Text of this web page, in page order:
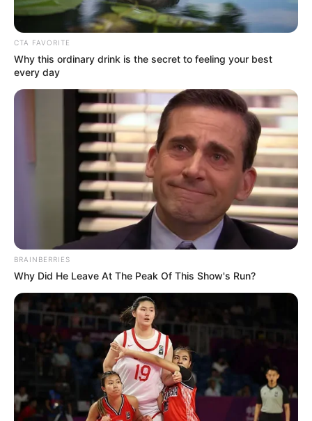
Art. 3º O art. 9º -A da Lei nº 11.350, de 5 de outubro de 2006 ,
passa a vigorar acrescido do seguinte § 3º :
‘Art. 9º -A ....................................................................
............................................................................................
+ Pagamento da Insalubridade com base nos R$ R$
3.242,CLIQUE AQUI!
condições insalubres, acima dos limites de tolerância estabelecidos
pelo órgão competente do Poder Executivo federal, assegura aos
agentes de que trata esta Lei a percepção de adicional de
insalubridade, calculado sobre o seu vencimento ou salário-base:
I - nos termos do disposto no art. 192 da Consolidação das Leis do
Trabalho (CLT), aprovada pelo Decreto-Lei nº 5.452, de 1º de maio
de 1943 , quando submetidos a esse regime;
CTA FAVORITE
Why this ordinary drink is the secret to feeling your best
every day
BRAINBERRIES
Why Did He Leave At The Peak Of This Show's Run?